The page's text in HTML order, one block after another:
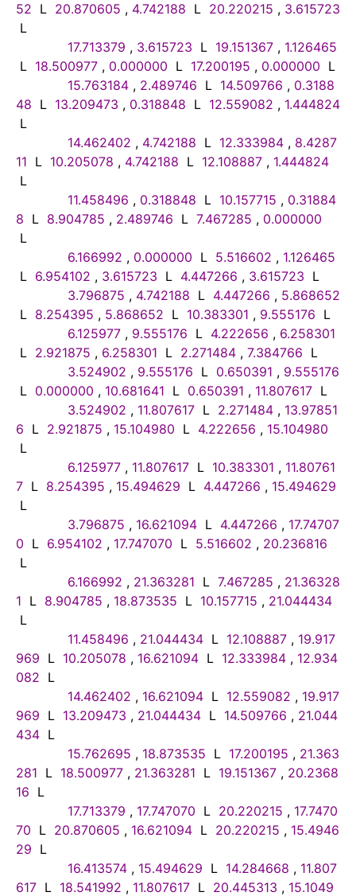
52 L 20.870605 , 4.742188 L 20.220215 , 3.615723
L
17.713379 , 3.615723 L 19.151367 , 1.126465
L 18.500977 , 0.000000 L 17.200195 , 0.000000 L
15.763184 , 2.489746 L 14.509766 , 0.3188
48 L 13.209473 , 0.318848 L 12.559082 , 1.444824
L
14.462402 , 4.742188 L 12.333984 , 8.4287
11 L 10.205078 , 4.742188 L 12.108887 , 1.444824
L
11.458496 , 0.318848 L 10.157715 , 0.31884
8 L 8.904785 , 2.489746 L 7.467285 , 0.000000
L
6.166992 , 0.000000 L 5.516602 , 1.126465
L 6.954102 , 3.615723 L 4.447266 , 3.615723 L
3.796875 , 4.742188 L 4.447266 , 5.868652
L 8.254395 , 5.868652 L 10.383301 , 9.555176 L
6.125977 , 9.555176 L 4.222656 , 6.258301
L 2.921875 , 6.258301 L 2.271484 , 7.384766 L
3.524902 , 9.555176 L 0.650391 , 9.555176
L 0.000000 , 10.681641 L 0.650391 , 11.807617 L
3.524902 , 11.807617 L 2.271484 , 13.97851
6 L 2.921875 , 15.104980 L 4.222656 , 15.104980
L
6.125977 , 11.807617 L 10.383301 , 11.80761
7 L 8.254395 , 15.494629 L 4.447266 , 15.494629
L
3.796875 , 16.621094 L 4.447266 , 17.74707
0 L 6.954102 , 17.747070 L 5.516602 , 20.236816
L
6.166992 , 21.363281 L 7.467285 , 21.36328
1 L 8.904785 , 18.873535 L 10.157715 , 21.044434
L
11.458496 , 21.044434 L 12.108887 , 19.917
969 L 10.205078 , 16.621094 L 12.333984 , 12.934
082 L
14.462402 , 16.621094 L 12.559082 , 19.917
969 L 13.209473 , 21.044434 L 14.509766 , 21.044
434 L
15.762695 , 18.873535 L 17.200195 , 21.363
281 L 18.500977 , 21.363281 L 19.151367 , 20.2368
16 L
17.713379 , 17.747070 L 20.220215 , 17.7470
70 L 20.870605 , 16.621094 L 20.220215 , 15.4946
29 L
16.413574 , 15.494629 L 14.284668 , 11.807
617 L 18.541992 , 11.807617 L 20.445313 , 15.1049